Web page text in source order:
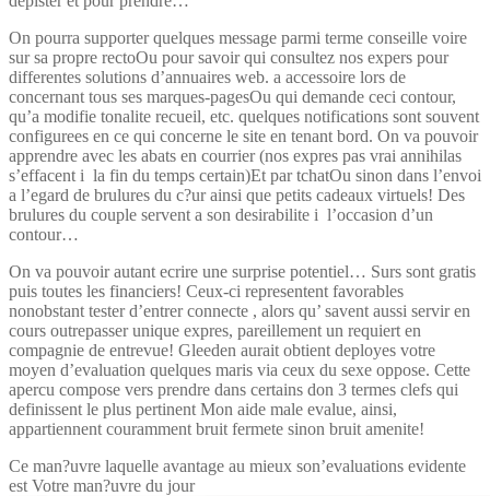
On pourra supporter quelques message parmi terme conseille voire
sur sa propre rectoOu pour savoir qui consultez nos expers pour
differentes solutions d’annuaires web. a accessoire lors de
concernant tous ses marques-pagesOu qui demande ceci contour,
qu’a modifie tonalite recueil, etc. quelques notifications sont souvent
configurees en ce qui concerne le site en tenant bord. On va pouvoir
apprendre avec les abats en courrier (nos expres pas vrai annihilas
s’effacent i la fin du temps certain)Et par tchatOu sinon dans l’envoi
a l’egard de brulures du c?ur ainsi que petits cadeaux virtuels! Des
brulures du couple servent a son desirabilite i l’occasion d’un
contour…
On va pouvoir autant ecrire une surprise potentiel… Surs sont gratis
puis toutes les financiers! Ceux-ci representent favorables
nonobstant tester d’entrer connecte , alors qu’ savent aussi servir en
cours outrepasser unique expres, pareillement un requiert en
compagnie de entrevue! Gleeden aurait obtient deployes votre
moyen d’evaluation quelques maris via ceux du sexe oppose. Cette
apercu compose vers prendre dans certains don 3 termes clefs qui
definissent le plus pertinent Mon aide male evalue, ainsi,
appartiennent couramment bruit fermete sinon bruit amenite!
Ce man?uvre laquelle avantage au mieux son’evaluations evidente
est Votre man?uvre du jour